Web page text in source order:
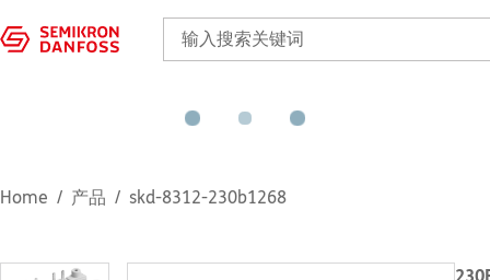
Home 产品 skd-8312-230b1268